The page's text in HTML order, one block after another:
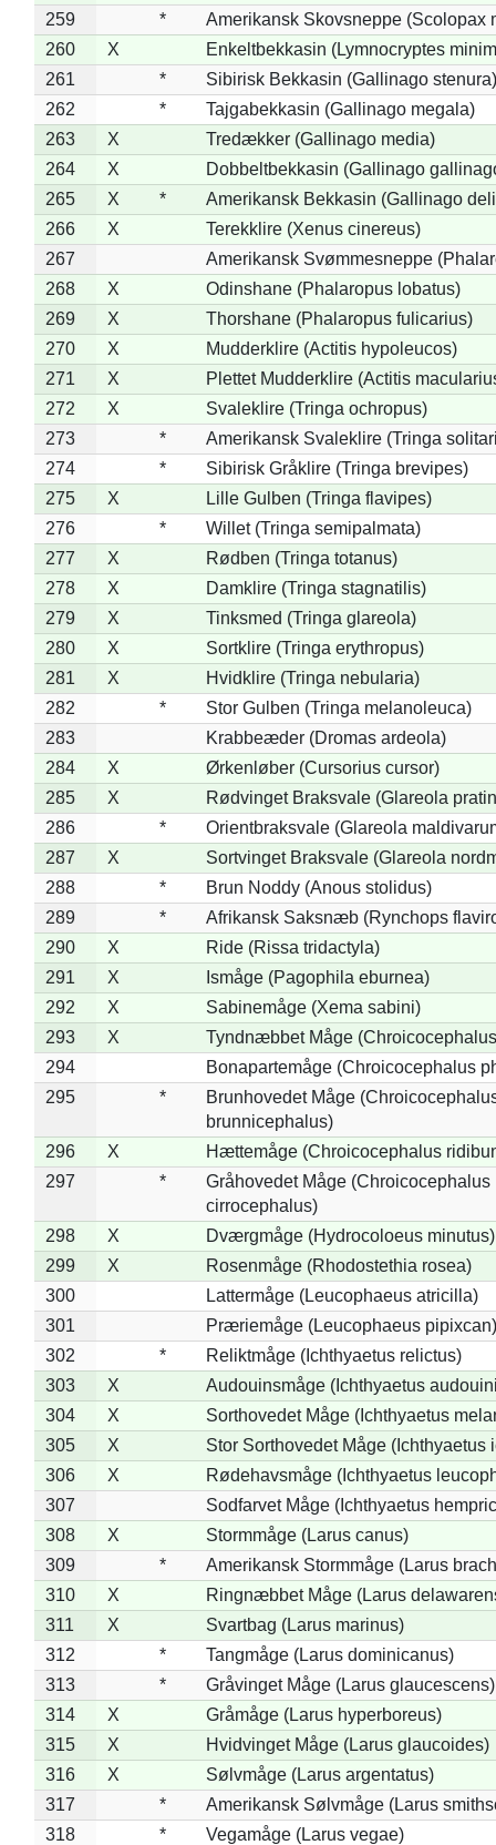
259
*
Amerikansk Skovsneppe (Scolopax
260
X
Enkeltbekkasin (Lymnocryptes
261
*
Sibirisk Bekkasin (Gallinago stenura)
262
*
Tajgabekkasin (Gallinago megala)
263
X
Tredækker (Gallinago media)
264
X
Dobbeltbekkasin (Gallinago
265
X *
Amerikansk Bekkasin (Gallinago
266
X
Terekklire (Xenus cinereus)
267
Amerikansk Svømmesneppe
268
X
Odinshane (Phalaropus lobatus)
269
X
Thorshane (Phalaropus fulicarius)
270
X
Mudderklire (Actitis hypoleucos)
271
X
Plettet Mudderklire (Actitis
272
X
Svaleklire (Tringa ochropus)
273
*
Amerikansk Svaleklire (Tringa
274
*
Sibirisk Gråklire (Tringa brevipes)
275
X
Lille Gulben (Tringa flavipes)
276
*
Willet (Tringa semipalmata)
277
X
Rødben (Tringa totanus)
278
X
Damklire (Tringa stagnatilis)
279
X
Tinksmed (Tringa glareola)
280
X
Sortklire (Tringa erythropus)
281
X
Hvidklire (Tringa nebularia)
282
*
Stor Gulben (Tringa melanoleuca)
283
Krabbeæder (Dromas ardeola)
284
X
Ørkenløber (Cursorius cursor)
285
X
Rødvinget Braksvale (Glareola
286
*
Orientbraksvale (Glareola
287
X
Sortvinget Braksvale (Glareola
288
*
Brun Noddy (Anous stolidus)
289
*
Afrikansk Saksnæb (Rynchops
290
X
Ride (Rissa tridactyla)
291
X
Ismåge (Pagophila eburnea)
292
X
Sabinemåge (Xema sabini)
293
X
Tyndnæbbet Måge
294
Bonapartemåge (Chroicocephalus
295
*
Brunhovedet Måge
brunnicephalus)
296
X
Hættemåge (Chroicocephalus
297
*
Gråhovedet Måge (Chroicocephalus
cirrocephalus)
298
X
Dværgmåge (Hydrocoloeus minutus)
299
X
Rosenmåge (Rhodostethia rosea)
300
Lattermåge (Leucophaeus atricilla)
301
Præriemåge (Leucophaeus pipixcan)
302
*
Reliktmåge (Ichthyaetus relictus)
303
X
Audouinsmåge (Ichthyaetus
304
X
Sorthovedet Måge (Ichthyaetus
305
X
Stor Sorthovedet Måge (Ichthyaetus
306
X
Rødehavsmåge (Ichthyaetus
307
Sodfarvet Måge (Ichthyaetus
308
X
Stormmåge (Larus canus)
309
*
Amerikansk Stormmåge (Larus
310
X
Ringnæbbet Måge (Larus
311
X
Svartbag (Larus marinus)
312
*
Tangmåge (Larus dominicanus)
313
*
Gråvinget Måge (Larus glaucescens)
314
X
Gråmåge (Larus hyperboreus)
315
X
Hvidvinget Måge (Larus glaucoides)
316
X
Sølvmåge (Larus argentatus)
317
*
Amerikansk Sølvmåge (Larus
318
*
Vegamåge (Larus vegae)